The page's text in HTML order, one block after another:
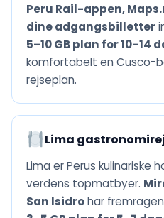
Peru Rail-appen,
dine adgangsbilletter
5–10 GB plan for 10–14
komfortabelt en Cusco-
rejseplan.
Lima
Lima er Perus kulinariske
verdens topmatbyer.
San Isidrohar